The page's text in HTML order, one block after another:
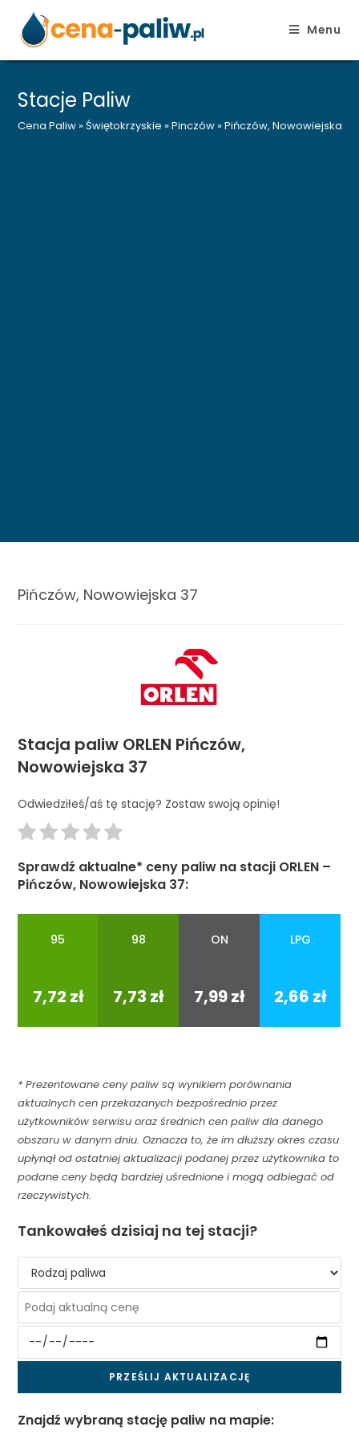
content
Menu
Stacje Paliw
Cena Paliw »Świętokrzyskie »Pinczów »Pińczów, Nowowiejska 37
Pińczów, Nowowiejska 37
Stacja paliw ORLEN Pińczów,
Nowowiejska 37
Odwiedziłeś/aś tę stację? Zostaw swoją opinię!
Sprawdź aktualne* ceny paliw na stacji ORLEN –
Pińczów, Nowowiejska 37:
95 98 ON LPG
7,72 zł 7,73 zł 7,99 zł 2,66 zł
* Prezentowane ceny paliw są wynikiem porównania
aktualnych cen przekazanych bezpośrednio przez
użytkowników serwisu oraz średnich cen paliw dla danego
obszaru w danym dniu. Oznacza to, że im dłuższy okres czasu
upłynął od ostatniej aktualizacji podanej przez użytkownika to
podane ceny będą bardziej uśrednione i mogą odbiegać od
rzeczywistych.
Tankowałeś dzisiaj na tej stacji?
Znajdź wybraną stację paliw na mapie: